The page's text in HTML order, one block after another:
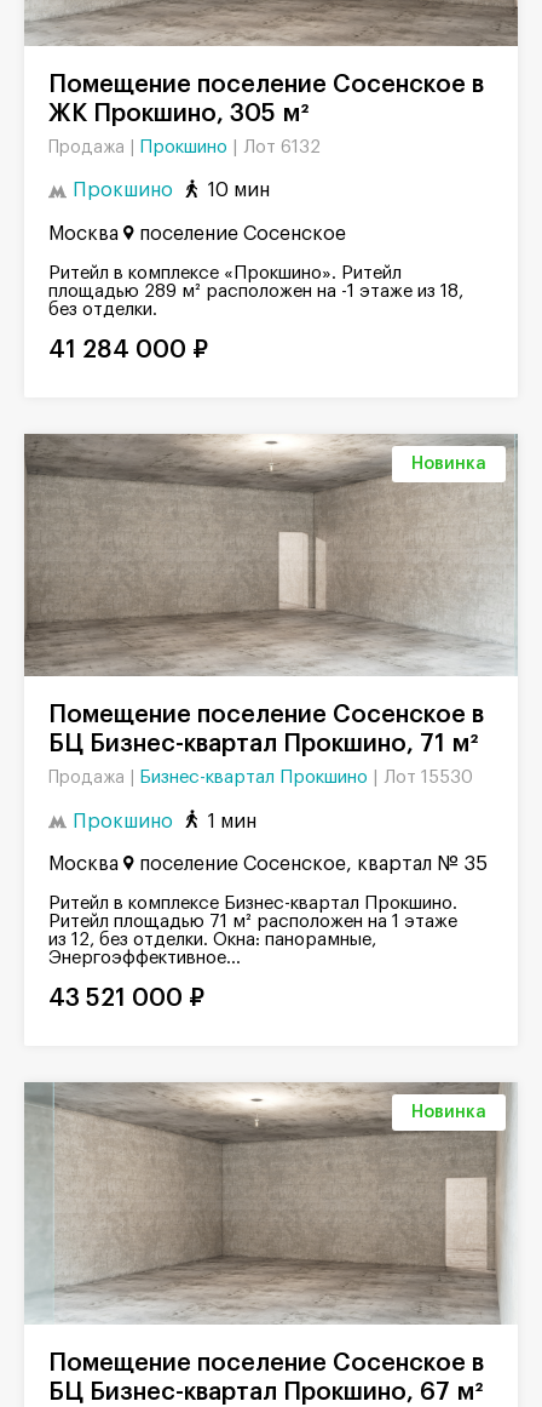
Помещение поселение Сосенское в
ЖК Прокшино, 305 м²
Продажа | Прокшино Лот 6132
Прокшино 10 мин
Москва поселение Сосенское
Ритейл в комплексе «Прокшино». Ритейл
площадью 289 м² расположен на -1 этаже из 18,
без отделки.
41 284 000 ₽
Новинка
Помещение поселение Сосенское в
БЦ Бизнес-квартал Прокшино, 71 м²
Продажа | Бизнес-квартал Прокшино Лот 15530
Прокшино 1 мин
Москва поселение Сосенское, квартал № 35
Ритейл в комплексе Бизнес-квартал Прокшино.
Ритейл площадью 71 м² расположен на 1 этаже
из 12, без отделки. Окна: панорамные,
Энергоэффективное...
43 521 000 ₽
Новинка
БЦ Бизнес-квартал Прокшино, 67 м²